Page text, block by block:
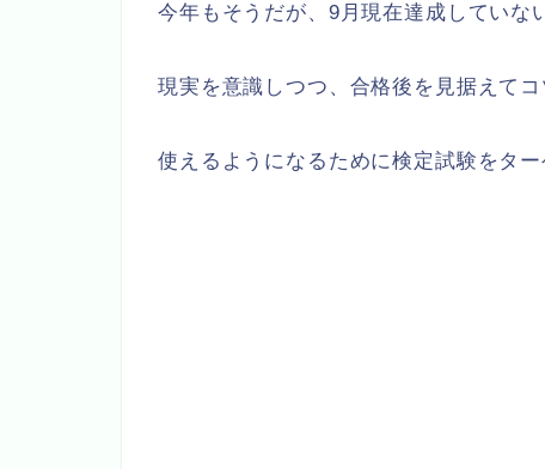
今年もそうだが、9月現在達成していな
現実を意識しつつ、合格後を見据えてコ
使えるようになるために検定試験をター